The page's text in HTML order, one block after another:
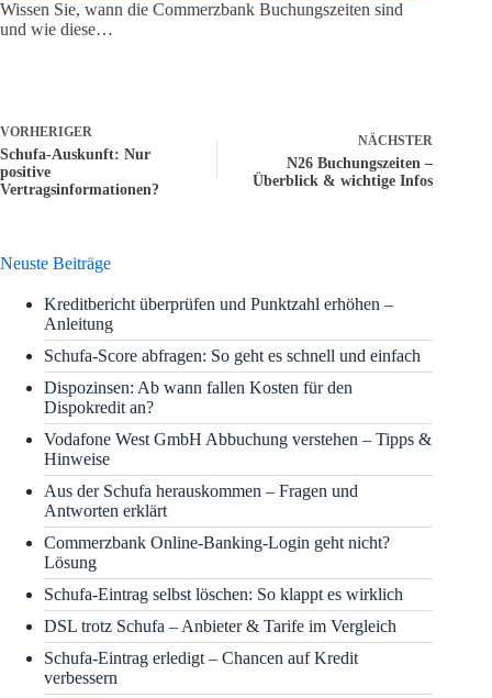
Wissen Sie, wann die Commerzbank Buchungszeiten sind
und wie diese…
VORHERIGER
Schufa-Auskunft: Nur
positive
Vertragsinformationen?
NÄCHSTER
N26 Buchungszeiten –
Überblick & wichtige Infos
Neuste Beiträge
Kreditbericht überprüfen und Punktzahl erhöhen –
Anleitung
Schufa-Score abfragen: So geht es schnell und einfach
Dispozinsen: Ab wann fallen Kosten für den
Dispokredit an?
Vodafone West GmbH Abbuchung verstehen – Tipps &
Hinweise
Aus der Schufa herauskommen – Fragen und
Antworten erklärt
Commerzbank Online-Banking-Login geht nicht?
Lösung
Schufa-Eintrag selbst löschen: So klappt es wirklich
DSL trotz Schufa – Anbieter & Tarife im Vergleich
Schufa-Eintrag erledigt – Chancen auf Kredit
verbessern